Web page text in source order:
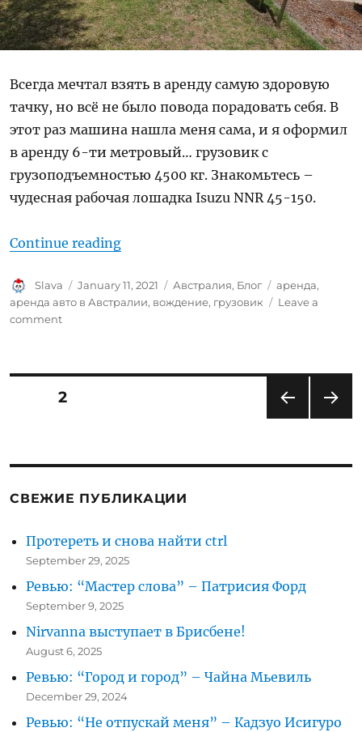
Всегда мечтал взять в аренду самую здоровую
тачку, но всё не было повода порадовать себя. В
этот раз машина нашла меня сама, и я оформил
в аренду 6-ти метровый… грузовик с
грузоподъемностью 4500 кг. Знакомьтесь –
чудесная рабочая лошадка Isuzu NNR 45-150.
Continue reading“Берём в аренду дерзкую тачку”
Author
Slava
Posted
on
January 11, 2021 Categories
Австралия, Блог Tags
аренда,
аренда авто в Австралии, вождение, грузовик
Leave a
commenton
тачку
Posts
PAG
PAGE2
СВЕЖИЕ ПУБЛИКАЦИИ
Протереть и снова найти ctrl
September 29, 2025
Ревью: “Мастер слова” – Патрисия Форд
September 9, 2025
Nirvanna выступает в Брисбене!
August 6, 2025
Ревью: “Город и город” – Чайна Мьевиль
December 29, 2024
Ревью: “Не отпускай меня” – Кадзуо Исигуро